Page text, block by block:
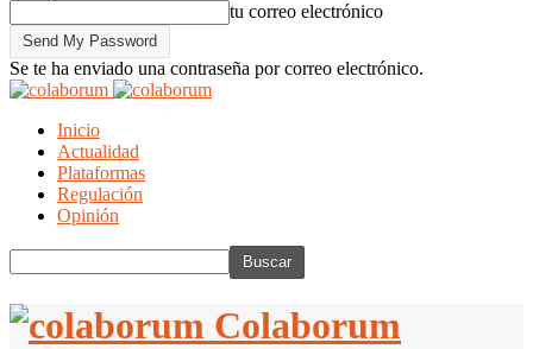
tu correo electrónico
Se te ha enviado una contraseña por correo electrónico.
Inicio
Actualidad
Plataformas
Regulación
Opinión
Colaborum